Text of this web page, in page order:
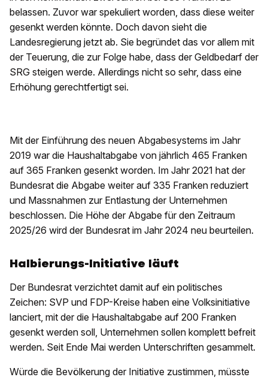
belassen. Zuvor war spekuliert worden, dass diese weiter
gesenkt werden könnte. Doch davon sieht die
Landesregierung jetzt ab. Sie begründet das vor allem mit
der Teuerung, die zur Folge habe, dass der Geldbedarf der
SRG steigen werde. Allerdings nicht so sehr, dass eine
Erhöhung gerechtfertigt sei.
Mit der Einführung des neuen Abgabesystems im Jahr
2019 war die Haushaltabgabe von jährlich 465 Franken
auf 365 Franken gesenkt worden. Im Jahr 2021 hat der
Bundesrat die Abgabe weiter auf 335 Franken reduziert
und Massnahmen zur Entlastung der Unternehmen
beschlossen. Die Höhe der Abgabe für den Zeitraum
2025/26 wird der Bundesrat im Jahr 2024 neu beurteilen.
Halbierungs-Initiative läuft
Der Bundesrat verzichtet damit auf ein politisches
Zeichen: SVP und FDP-Kreise haben eine Volksinitiative
lanciert, mit der die Haushaltabgabe auf 200 Franken
gesenkt werden soll, Unternehmen sollen komplett befreit
werden. Seit Ende Mai werden Unterschriften gesammelt.
Würde die Bevölkerung der Initiative zustimmen, müsste